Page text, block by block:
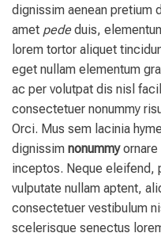
dignissim aenean pretium
amet pededuis,
lorem tortor aliquet
eget nullam elementum
ac per volutpat dis nisl
consectetuer nonummy
Orci. Mus sem lacinia
dignissim nonummyornare
inceptos. Neque eleifend,
vulputate nullam aptent,
consectetuer vestibulum
scelerisque senectus